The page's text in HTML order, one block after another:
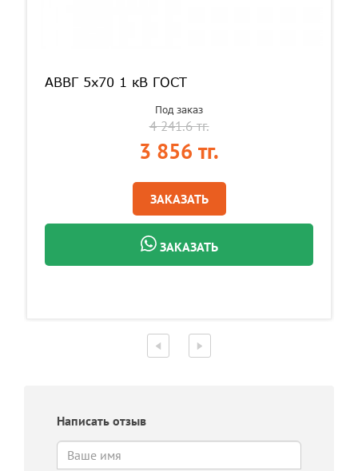
АВВГ 5х70 1 кВ ГОСТ
Под заказ
4 241.6 тг.
3 856 тг.
ЗАКАЗАТЬ
ЗАКАЗАТЬ
Написать отзыв